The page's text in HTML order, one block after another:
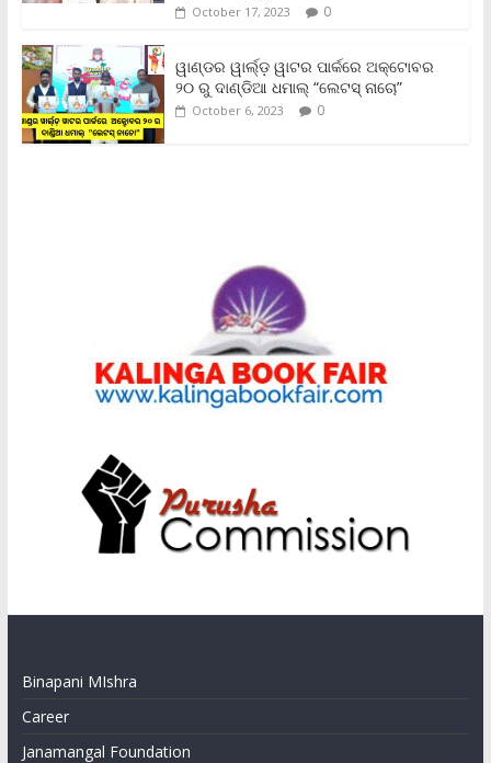
October 17, 2023 0
ୱାଣ୍ଡର ୱାର୍ଲ୍‌ଡ଼ ୱାଟର ପାର୍କରେ ଅକ୍ଟୋବର
୨୦ ରୁ ଦାଣ୍ଡିଆ ଧମାଲ୍ “ଲେଟସ୍ ନାଚୋ”
October 6, 2023 0
Binapani MIshra
Career
Janamangal Foundation